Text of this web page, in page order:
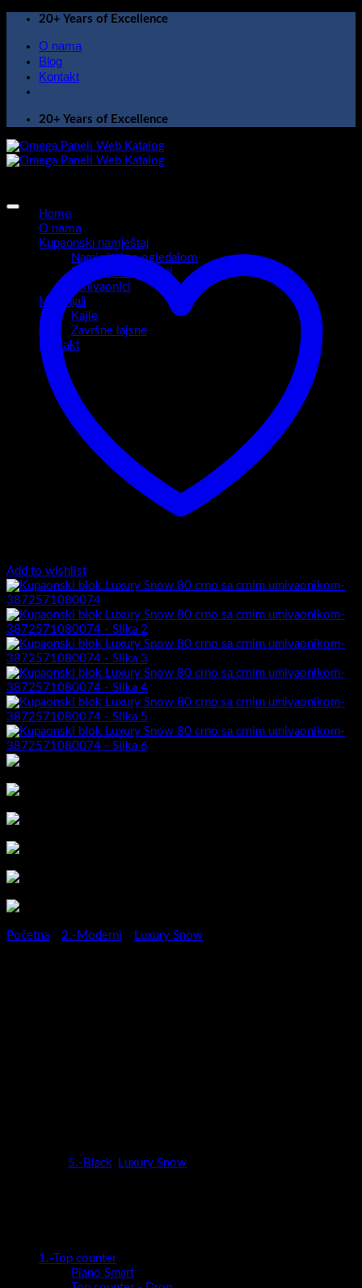
Skip
content
20+ Years of Excellence
O nama
Blog
Kontakt
20+ Years of Excellence
Home
O nama
Kupaonski namještaj
Namještaj sa ogledalom
Kupaonski ormarići
Umivaonici
Materijali
Kajle
Završne lajsne
Kontakt
Add to wishlist
Početna 2.-Moderni Luxury Snow
5.-Black Luxury Snow
1.-Top counter
Piano Smart